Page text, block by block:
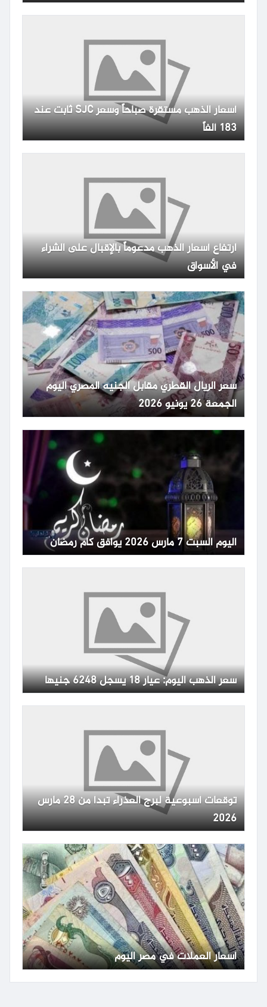
أسعار الذهب مستقرة صباحاً وسعر SJC ثابت عند
183 ألفاً
ارتفاع أسعار الذهب مدعوماً بالإقبال على الشراء
في الأسواق
سعر الريال القطري مقابل الجنيه المصري اليوم
الجمعة 26 يونيو 2026
اليوم السبت 7 مارس 2026 يوافق كام رمضان
سعر الذهب اليوم: عيار 18 يسجل 6248 جنيها
توقعات أسبوعية لبرج العذراء تبدأ من 28 مارس
2026
أسعار العملات في مصر اليوم